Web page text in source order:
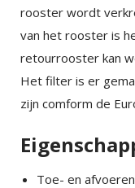
rooster wordt
van het rooster is
retourrooster kan
Het filter is er
zijn comform de
Toe- en